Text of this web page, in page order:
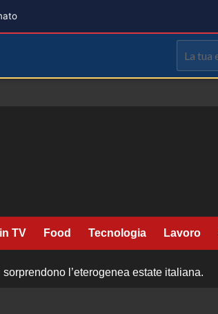
TV Food Tecnologia Lavoro
l’eterogenea estate italiana.